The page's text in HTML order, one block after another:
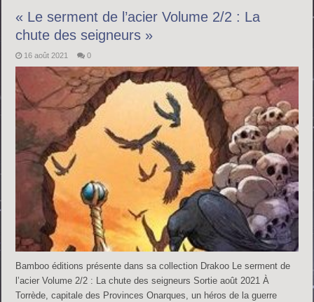
« Le serment de l’acier Volume 2/2 : La
chute des seigneurs »
16 août 2021 0
Bamboo éditions présente dans sa collection Drakoo Le serment de
l’acier Volume 2/2 : La chute des seigneurs Sortie août 2021 À
Torrède, capitale des Provinces Onarques, un héros de la guerre